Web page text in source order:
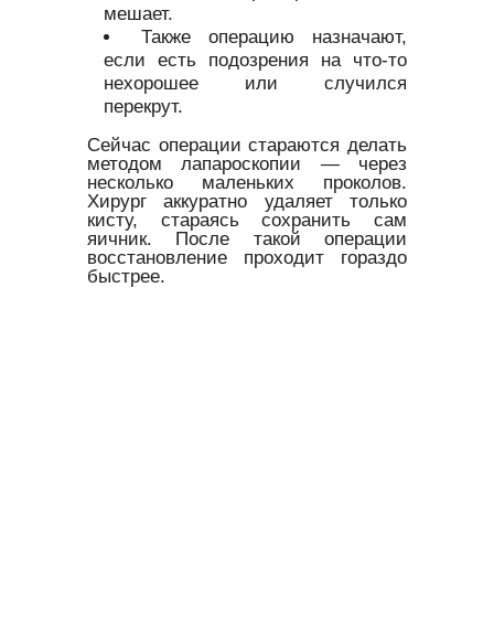
мешает.
Также операцию назначают,
если есть подозрения на что-то
нехорошее или случился
перекрут.
Сейчас операции стараются делать
методом лапароскопии — через
несколько маленьких проколов.
Хирург аккуратно удаляет только
кисту, стараясь сохранить сам
яичник. После такой операции
восстановление проходит гораздо
быстрее.